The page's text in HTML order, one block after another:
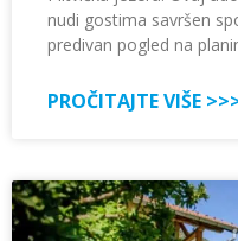
nudi gostima savršen
predivan pogled na
PROČITAJTE VIŠE